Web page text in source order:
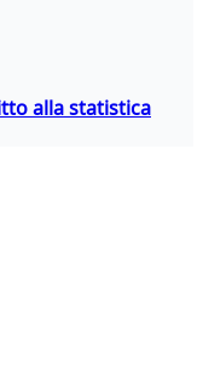
alla statistica